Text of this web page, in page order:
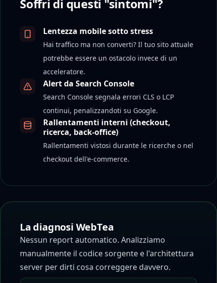
Soffri di questi "sintomi"?
Lentezza mobile sotto stress
Hai traffico ma non converti? Il tuo sito attuale
potrebbe essere un ostacolo invece di un
acceleratore.
Alert da Search Console
Search Console segnala errori CLS o LCP
continui, penalizzandoti su Google.
Rallentamenti interni (checkout,
ricerca, back-office)
Rallentamenti vistosi durante le ricerche o nel
checkout dell'e-commerce.
La diagnosi WebTea
Nessun report automatico. Analizziamo
manualmente il codice sorgente e l'architettura
server per dirti cosa correggere davvero.